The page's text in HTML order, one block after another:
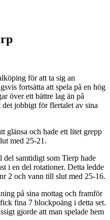
för att ta sig an
fortsätta att spela på en hög
över ett bättre lag än på
det jobbigt för flertalet av sina
glänsa och hade ett litet grepp
med 25-21.
del samtidigt som Tierp hade
i en del rotationer. Detta ledde
2 och vann till slut med 25-16.
på sina mottag och framför
fina 7 blockpoäng i detta set.
gjorde att man spelade hem